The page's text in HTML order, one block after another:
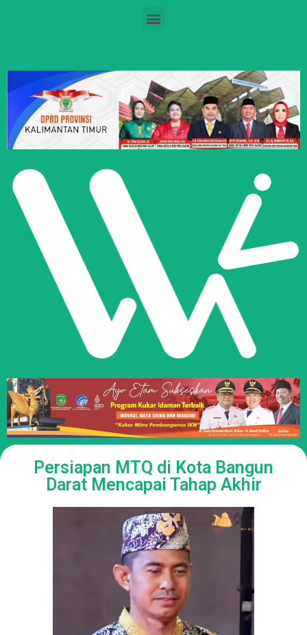
Persiapan MTQ di Kota Bangun
Darat Mencapai Tahap Akhir